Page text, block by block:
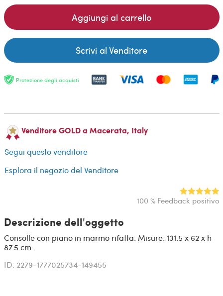
Aggiungi al carrello
Scrivi al Venditore
Protezione degli acquisti
Venditore GOLD a Macerata, Italy
Segui questo venditore
Esplora il negozio del Venditore
100 % Feedback positivo
Descrizione dell'oggetto
Consolle con piano in marmo rifatta. Misure: 131.5 x 62 x h
87.5 cm.
ID: 2279-1777025734-149455